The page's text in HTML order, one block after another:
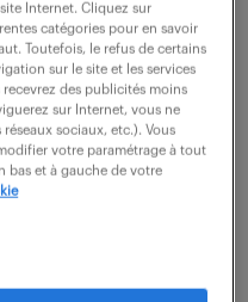
F/H, vous prenez
performance et de la
d'Exécution.
Internet. Cliquez sur
catégories pour en savoir
Toutefois, le refus de certains
sur le site et les services
des publicités moins
sur Internet, vous ne
sociaux, etc.). Vous
votre paramétrage à tout
bas et à gauche de votre